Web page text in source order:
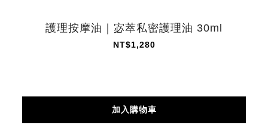
護理按摩油｜宓萃私密護理油 30ml
NT$1,280
加入購物車